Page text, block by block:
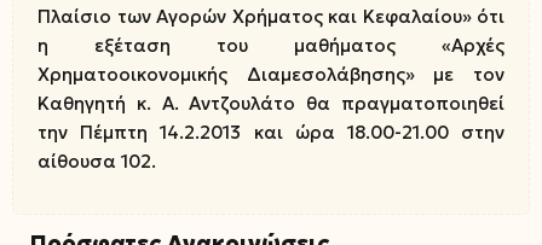
Πλαίσιο των Αγορών Χρήματος και Κεφαλαίου» ότι
η εξέταση του μαθήματος «Αρχές
Χρηματοοικονομικής Διαμεσολάβησης» με τον
Καθηγητή κ. Α. Αντζουλάτο θα πραγματοποιηθεί
την Πέμπτη 14.2.2013 και ώρα 18.00-21.00 στην
αίθουσα 102.